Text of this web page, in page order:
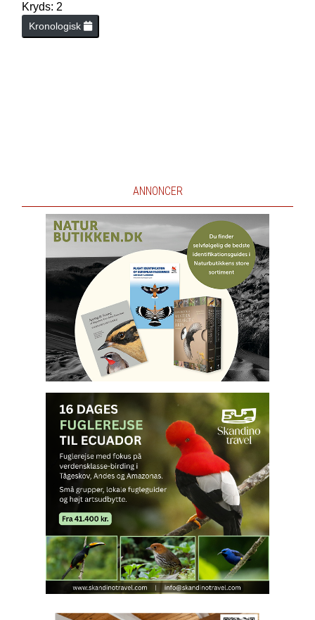
Kryds: 2
Kronologisk
ANNONCER